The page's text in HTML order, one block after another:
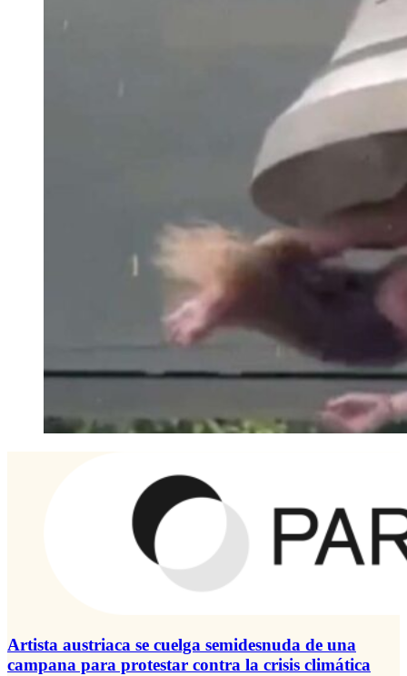
Artista austriaca se cuelga semidesnuda de una
campana para protestar contra la crisis climática